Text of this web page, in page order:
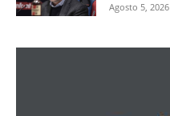
Agosto 5, 2026